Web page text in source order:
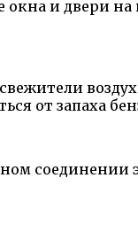
окна и двери
от запаха
соединении